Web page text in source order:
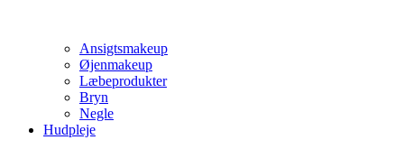
Ansigtsmakeup
Øjenmakeup
Læbeprodukter
Bryn
Negle
Hudpleje